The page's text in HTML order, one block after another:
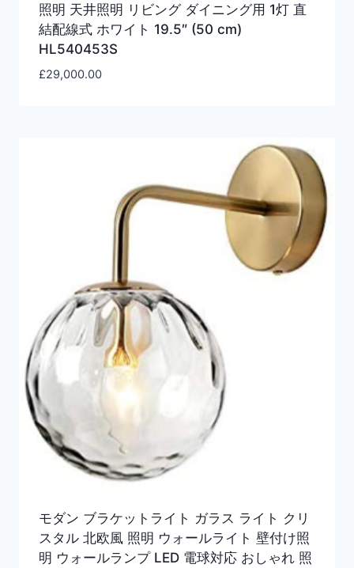
照明 天井照明 リビング ダイニング用 1灯 直
結配線式 ホワイト 19.5″ (50 cm)
HL540453S
£29,000.00
モダン ブラケットライト ガラス ライト クリ
スタル 北欧風 照明 ウォールライト 壁付け照
明 ウォールランプ LED 電球対応 おしゃれ 照